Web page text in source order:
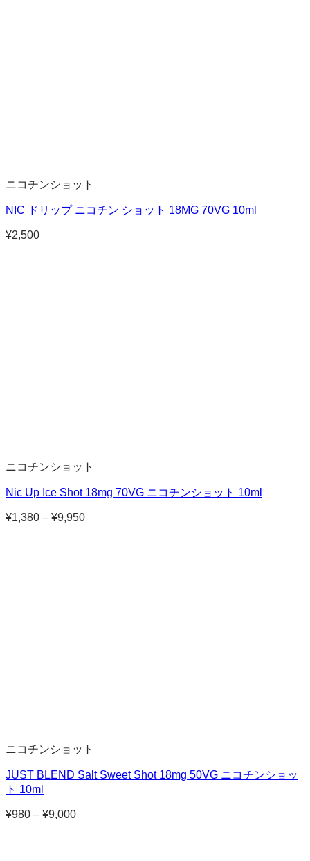
ニコチンショット
NIC ドリップ ニコチン ショット 18MG 70VG 10ml
¥2,500
ニコチンショット
Nic Up Ice Shot 18mg 70VG ニコチンショット 10ml
¥1,380 – ¥9,950価
ニコチンショット
JUST BLEND Salt Sweet Shot 18mg 50VG ニコチンショッ
ト 10ml
¥980 – ¥9,000価